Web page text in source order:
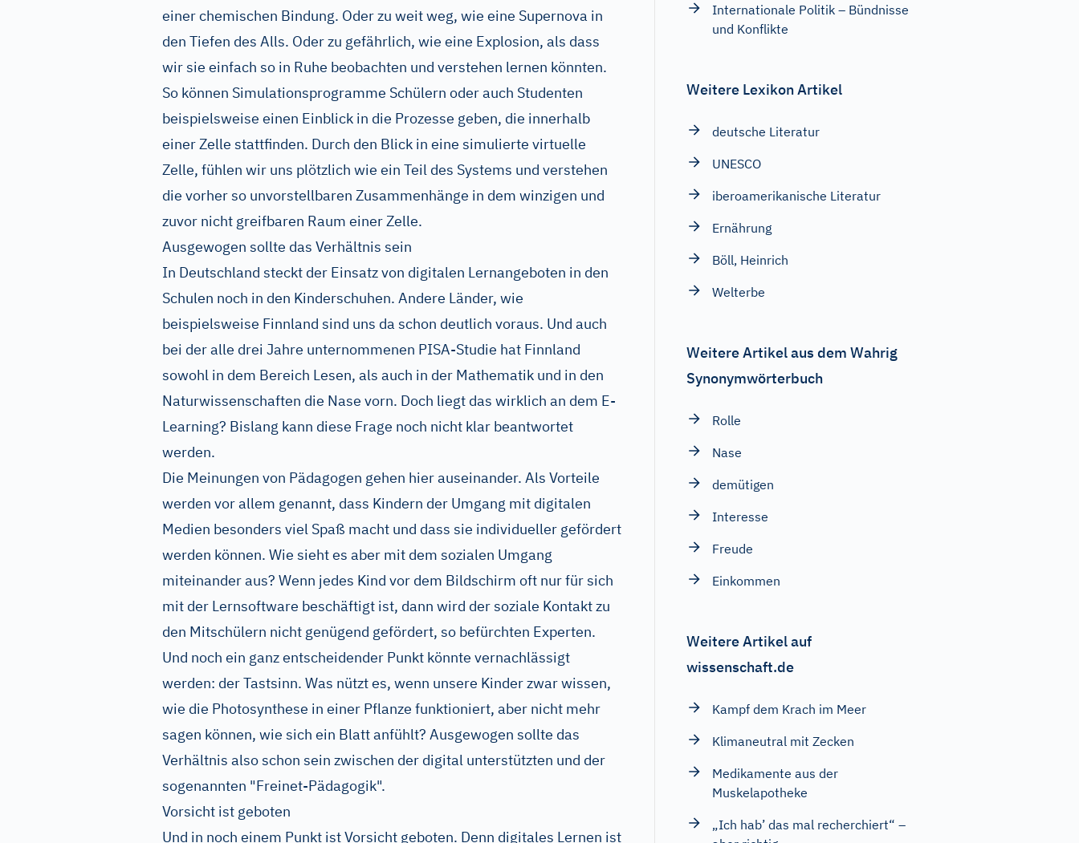
einer chemischen Bindung. Oder zu weit weg, wie eine Supernova in
den Tiefen des Alls. Oder zu gefährlich, wie eine Explosion, als dass
wir sie einfach so in Ruhe beobachten und verstehen lernen könnten.
So können Simulationsprogramme Schülern oder auch Studenten
beispielsweise einen Einblick in die Prozesse geben, die innerhalb
einer Zelle stattfinden. Durch den Blick in eine simulierte virtuelle
Zelle, fühlen wir uns plötzlich wie ein Teil des Systems und verstehen
die vorher so unvorstellbaren Zusammenhänge in dem winzigen und
zuvor nicht greifbaren Raum einer Zelle.
Ausgewogen sollte das Verhältnis sein
In Deutschland steckt der Einsatz von digitalen Lernangeboten in den
Schulen noch in den Kinderschuhen. Andere Länder, wie
beispielsweise Finnland sind uns da schon deutlich voraus. Und auch
bei der alle drei Jahre unternommenen PISA-Studie hat Finnland
sowohl in dem Bereich Lesen, als auch in der Mathematik und in den
Naturwissenschaften die Nase vorn. Doch liegt das wirklich an dem E-
Learning? Bislang kann diese Frage noch nicht klar beantwortet
werden.
Die Meinungen von Pädagogen gehen hier auseinander. Als Vorteile
werden vor allem genannt, dass Kindern der Umgang mit digitalen
Medien besonders viel Spaß macht und dass sie individueller gefördert
werden können. Wie sieht es aber mit dem sozialen Umgang
miteinander aus? Wenn jedes Kind vor dem Bildschirm oft nur für sich
mit der Lernsoftware beschäftigt ist, dann wird der soziale Kontakt zu
den Mitschülern nicht genügend gefördert, so befürchten Experten.
Und noch ein ganz entscheidender Punkt könnte vernachlässigt
werden: der Tastsinn. Was nützt es, wenn unsere Kinder zwar wissen,
wie die Photosynthese in einer Pflanze funktioniert, aber nicht mehr
sagen können, wie sich ein Blatt anfühlt? Ausgewogen sollte das
Verhältnis also schon sein zwischen der digital unterstützten und der
sogenannten "Freinet-Pädagogik".
Vorsicht ist geboten
Und in noch einem Punkt ist Vorsicht geboten. Denn digitales Lernen ist
Internationale Politik – Bündnisse
und Konflikte
Weitere Lexikon Artikel
deutsche Literatur
UNESCO
iberoamerikanische Literatur
Ernährung
Böll, Heinrich
Welterbe
Weitere Artikel aus dem Wahrig
Synonymwörterbuch
Rolle
Nase
demütigen
Interesse
Freude
Einkommen
Weitere Artikel auf
wissenschaft.de
Kampf dem Krach im Meer
Klimaneutral mit Zecken
Medikamente aus der
Muskelapotheke
„Ich hab’ das mal recherchiert“ –